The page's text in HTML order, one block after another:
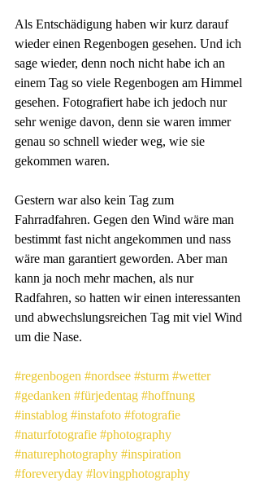
Als Entschädigung haben wir kurz darauf
wieder einen Regenbogen gesehen. Und ich
sage wieder, denn noch nicht habe ich an
einem Tag so viele Regenbogen am Himmel
gesehen. Fotografiert habe ich jedoch nur
sehr wenige davon, denn sie waren immer
genau so schnell wieder weg, wie sie
gekommen waren.
Gestern war also kein Tag zum
Fahrradfahren. Gegen den Wind wäre man
bestimmt fast nicht angekommen und nass
wäre man garantiert geworden. Aber man
kann ja noch mehr machen, als nur
Radfahren, so hatten wir einen interessanten
und abwechslungsreichen Tag mit viel Wind
um die Nase.
#regenbogen #nordsee #sturm #wetter
#gedanken #fürjedentag #hoffnung
#instablog #instafoto #fotografie
#naturfotografie #photography
#naturephotography #inspiration
#foreveryday #lovingphotography